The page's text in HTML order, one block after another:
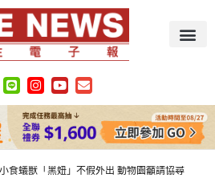
食蟻獸「黑妞」不假外出 動物園籲請協尋